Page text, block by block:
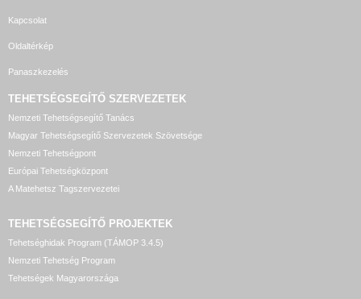
Kapcsolat
Oldaltérkép
Panaszkezelés
TEHETSÉGSEGÍTŐ SZERVEZETEK
Nemzeti Tehetségsegítő Tanács
Magyar Tehetségsegítő Szervezetek Szövetsége
Nemzeti Tehetségpont
Európai Tehetségközpont
A Matehetsz Tagszervezetei
TEHETSÉGSEGÍTŐ PROJEKTEK
Tehetséghidak Program (TÁMOP 3.4.5)
Nemzeti Tehetség Program
Tehetségek Magyarországa